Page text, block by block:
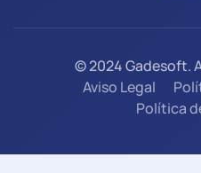
© 2024 Gadesoft.
Aviso Legal
Política